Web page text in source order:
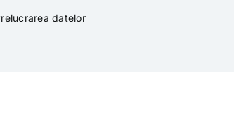
datelor